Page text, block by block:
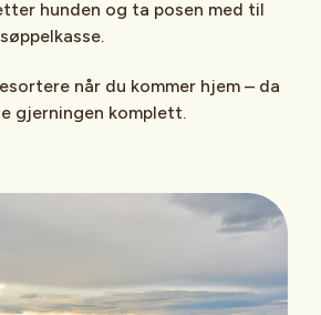
hunden og ta posen med til
når du kommer hjem – da
gjerningen komplett.